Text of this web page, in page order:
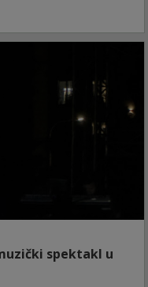
spektakl u